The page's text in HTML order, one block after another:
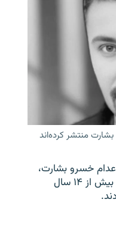
منتشر کرده‌اند
خسرو بشارت،
زندانی کُرد سنی‌مذهب، پس از تحمل بیش از ۱۴ سال